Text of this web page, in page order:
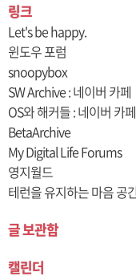
링크
Let's be happy.
윈도우 포럼
snoopybox
SW Archive : 네이버 카페
OS와 해커들 : 네이버 카페
BetaArchive
My Digital Life Forums
영지월드
테런을 유지하는 마음 공
글 보관함
캘린더